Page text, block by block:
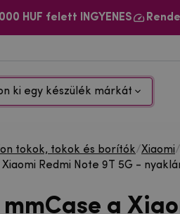
HUF felett INGYENES
ki egy készülék márkát
tokok, tokok és borítók/Xiaomi/
Redmi Note 9T 5G -
a